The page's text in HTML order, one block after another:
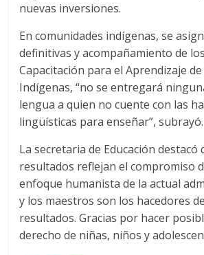
nuevas inversiones.
En comunidades indígenas, se
definitivas y acompañamiento de
Capacitación para el Aprendizaje
Indígenas, “no se entregará
lengua a quien no cuente con las
lingüísticas para enseñar”, subrayó.
La secretaria de Educación destacó
resultados reflejan el compromiso
enfoque humanista de la actual
y los maestros son los hacedores
resultados. Gracias por hacer
derecho de niñas, niños y